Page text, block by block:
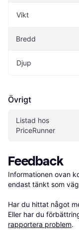
Vikt
Bredd
Djup
Övrigt
Listad hos
PriceRunner
Feedback
Informationen ovan
endast tänkt som
Har du hittat något
Eller har du
rapportera problem.